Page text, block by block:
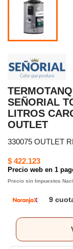
SEÑORIAL
LITROS
OUTLET
330075 OUTLET
$ 422.123
Precio web en 1
Precio sin Impuestos
9